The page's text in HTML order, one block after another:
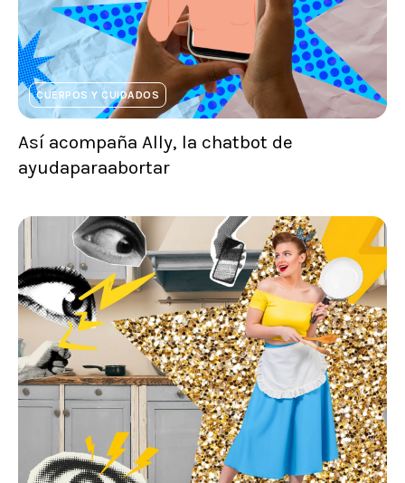
CUERPOS Y CUIDADOS
Así acompaña Ally, la chatbot de
ayudaparaabortar